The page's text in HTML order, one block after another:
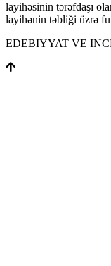
layihəsinin tərəfdaşı
layihənin təbliği üzrə
EDEBIYYAT VE